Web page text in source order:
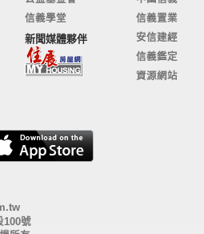
信義學堂
新聞媒體夥伴
信義置業
安信建經
信義鑑定
資源網站
100號